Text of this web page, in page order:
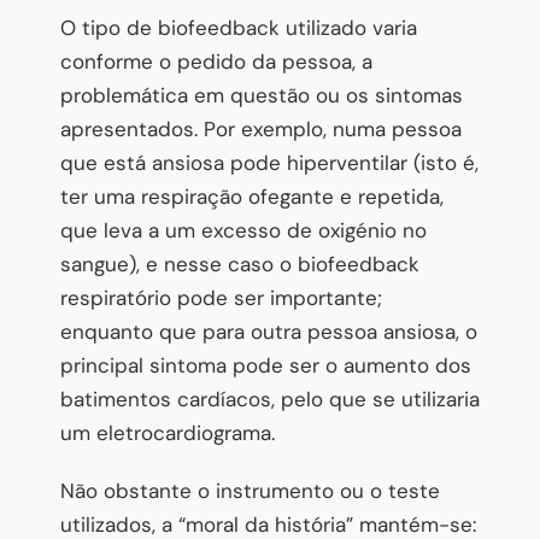
O tipo de biofeedback utilizado varia
conforme o pedido da pessoa, a
problemática em questão ou os sintomas
apresentados. Por exemplo, numa pessoa
que está ansiosa pode hiperventilar (isto é,
ter uma respiração ofegante e repetida,
que leva a um excesso de oxigénio no
sangue), e nesse caso o biofeedback
respiratório pode ser importante;
enquanto que para outra pessoa ansiosa, o
principal sintoma pode ser o aumento dos
batimentos cardíacos, pelo que se utilizaria
um eletrocardiograma.
Não obstante o instrumento ou o teste
utilizados, a “moral da história” mantém-se: